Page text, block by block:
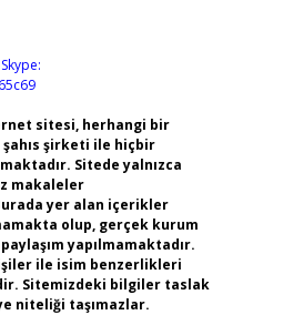
Skype:
sitesi, herhangi bir
şirketi ile hiçbir
Sitede yalnızca
makaleler
yer alan içerikler
olup, gerçek kurum
yapılmamaktadır.
ile isim benzerlikleri
Sitemizdeki bilgiler taslak
niteliği taşımazlar.